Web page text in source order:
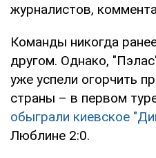
журналистов,
Команды никогда
другом. Однако,
уже успели огорчить
страны – в первом
обыграли киевское
Люблине 2:0.